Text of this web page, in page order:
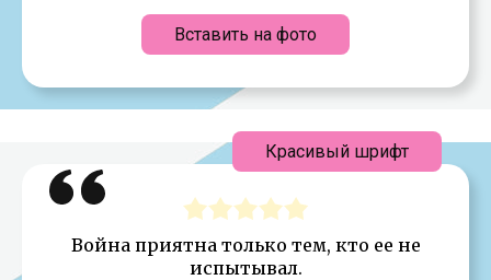
Вставить на фото
Война приятна только тем, кто ее не
испытывал.
Красивый шрифт